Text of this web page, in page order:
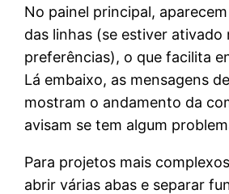
No painel principal,
das linhas (se estiver ativado
preferências), o que facilita
Lá embaixo, as mensagens
mostram o andamento da
avisam se tem algum
Para projetos mais
abrir várias abas e separar